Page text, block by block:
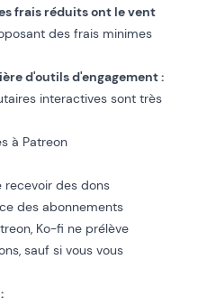
frais réduits ont le vent
des frais minimes
d'outils d'engagement :
interactives sont très
à Patreon
des dons
des abonnements
Ko-fi ne prélève
sauf si vous vous